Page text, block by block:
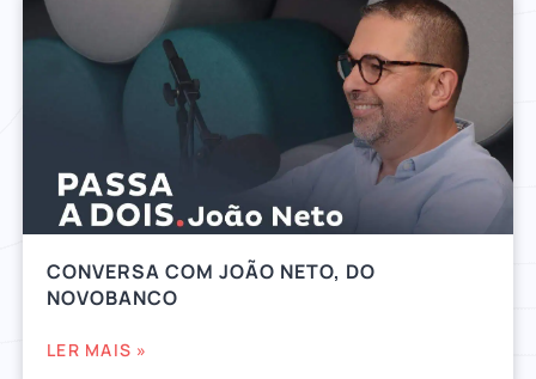
CONVERSA COM JOÃO NETO, DO
NOVOBANCO
LER MAIS »